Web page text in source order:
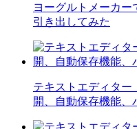
ヨーグルトメーカー
引き出してみた
テキストエディター
開、自動保存機能